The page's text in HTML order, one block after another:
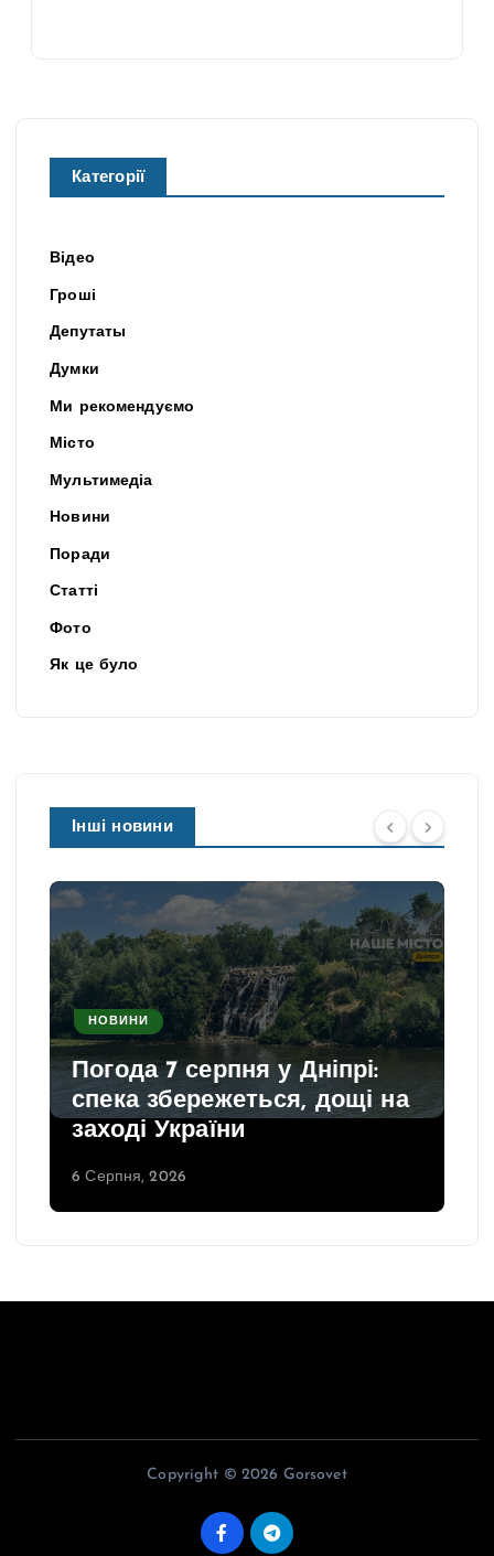
Категорії
Відео
Гроші
Депутаты
Думки
Ми рекомендуємо
Місто
Мультимедіа
Новини
Поради
Статті
Фото
Як це було
Інші новини
НОВИНИ
Погода 7 серпня у Дніпрі:
спека збережеться, дощі на
заході України
6 Серпня, 2026
Copyright © 2026 Gorsovet